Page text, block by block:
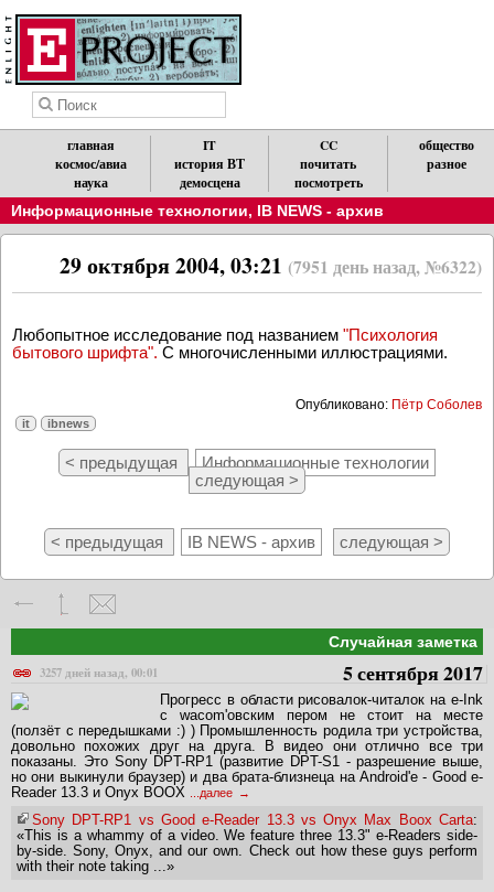
главная
космос/авиа
наука
IT
история ВТ
демосцена
CC
почитать
посмотреть
общество
разное
Информационные технологии, IB NEWS - архив
29 октября 2004, 03:21 (7951 день назад, №6322)
Любопытное исследование под названием "Психология
бытового шрифта". С многочисленными иллюстрациями.
Опубликовано: Пётр Соболев
it ibnews
< предыдущая
Информационные технологии
следующая >
< предыдущая IB NEWS - архив следующая >
Случайная заметка
3257 дней назад, 00:01
5 сентября 2017
Прогресс в области рисовалок-читалок на e-Ink
с wacom'овским пером не стоит на месте
(ползёт с передышками :) ) Промышленность родила три устройства,
довольно похожих друг на друга. В видео они отлично все три
показаны. Это Sony DPT-RP1 (развитие DPT-S1 - разрешение выше,
но они выкинули браузер) и два брата-близнеца на Android'e - Good e-
Reader 13.3 и Onyx BOOX
...далее
Sony DPT-RP1 vs Good e-Reader 13.3 vs Onyx Max Boox Carta:
«This is a whammy of a video. We feature three 13.3" e-Readers side-
by-side. Sony, Onyx, and our own. Check out how these guys perform
with their note taking ...»